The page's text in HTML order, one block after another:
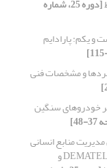
[دوره 25، شماره
و یکم: پارادایم
و مشخصات فنی
خودروهای سنگین
منابع انسانی
موثر در مدیریت کیفیت جامع با استفاده از فنون DEMATEL و